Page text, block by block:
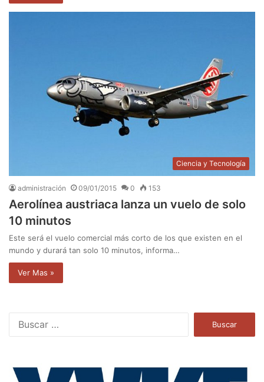
Ciencia y Tecnología
administración 09/01/2015 0 153
Aerolínea austriaca lanza un vuelo de solo
10 minutos
Este será el vuelo comercial más corto de los que existen en el
mundo y durará tan solo 10 minutos, informa…
Ver Mas »
a